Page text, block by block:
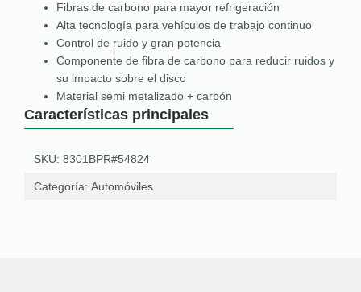
Fibras de carbono para mayor refrigeración
Alta tecnología para vehículos de trabajo continuo
Control de ruido y gran potencia
Componente de fibra de carbono para reducir ruidos y
su impacto sobre el disco
Material semi metalizado + carbón
Características principales
SKU: 8301BPR#54824
Categoría: Automóviles